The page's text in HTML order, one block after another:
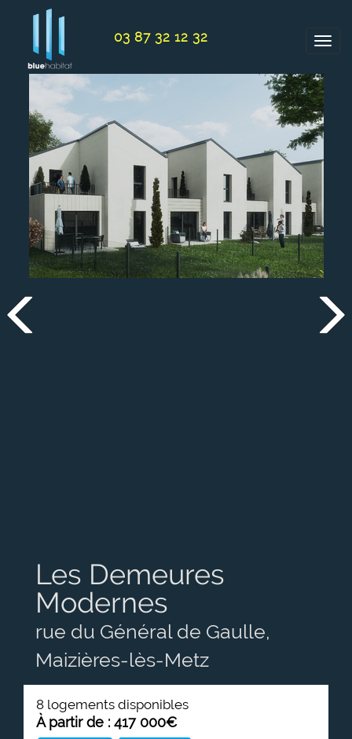
03 87 32 12 32
Les Demeures
Modernes
rue du Général de Gaulle,
Maizières-lès-Metz
8 logements disponibles
À partir de : 417 000€
Panneau de gestion des cookies